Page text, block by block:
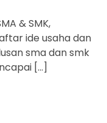
& SMK,
ide usaha dan
sma dan smk
[…]